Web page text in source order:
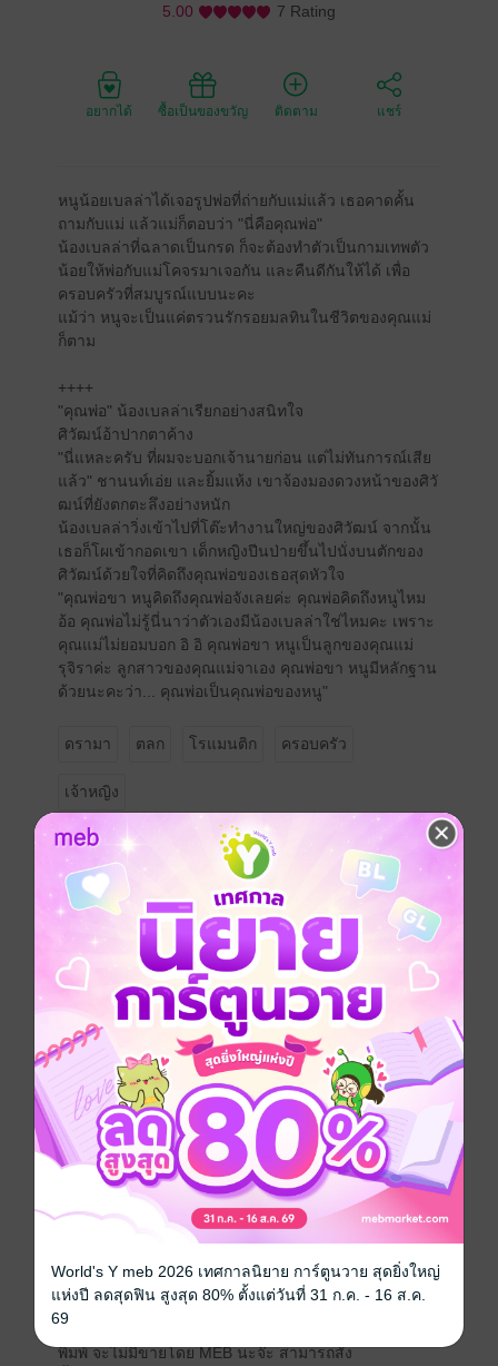
5.00 7 Rating
อยากได้ ซื้อเป็นของขวัญ ติดตาม แชร์
หนูน้อยเบลล่าได้เจอรูปพ่อที่ถ่ายกับแม่แล้ว เธอคาดคั้น
ถามกับแม่ แล้วแม่ก็ตอบว่า "นี่คือคุณพ่อ"
น้องเบลล่าที่ฉลาดเป็นกรด ก็จะต้องทำตัวเป็นกามเทพตัว
น้อยให้พ่อกับแม่โคจรมาเจอกัน และคืนดีกันให้ได้ เพื่อ
ครอบครัวที่สมบูรณ์แบบนะคะ
แม้ว่า หนูจะเป็นแค่ตรวนรักรอยมลทินในชีวิตของคุณแม่
ก็ตาม
++++
"คุณพ่อ" น้องเบลล่าเรียกอย่างสนิทใจ
ศิวัฒน์อ้าปากตาค้าง
"นี่แหละครับ ที่ผมจะบอกเจ้านายก่อน แต่ไม่ทันการณ์เสีย
แล้ว" ชานนท์เอ่ย และยิ้มแห้ง เขาจ้องมองดวงหน้าของศิวั
ฒน์ที่ยังตกตะลึงอย่างหนัก
น้องเบลล่าวิ่งเข้าไปที่โต๊ะทำงานใหญ่ของศิวัฒน์ จากนั้น
เธอก็โผเข้ากอดเขา เด็กหญิงปีนป่ายขึ้นไปนั่งบนตักของ
ศิวัฒน์ด้วยใจที่คิดถึงคุณพ่อของเธอสุดหัวใจ
"คุณพ่อขา หนูคิดถึงคุณพ่อจังเลยค่ะ คุณพ่อคิดถึงหนูไหม
อ้อ คุณพ่อไม่รู้นี่นาว่าตัวเองมีน้องเบลล่าใช่ไหมคะ เพราะ
คุณแม่ไม่ยอมบอก อิ อิ คุณพ่อขา หนูเป็นลูกของคุณแม่
รุจิราค่ะ ลูกสาวของคุณแม่จาเอง คุณพ่อขา หนูมีหลักฐาน
ด้วยนะคะว่า... คุณพ่อเป็นคุณพ่อของหนู"
ดรามา ตลก โรแมนติก ครอบครัว
เจ้าหญิง
ประเภทไฟล์ pdf, epub
วันที่วางขาย 28 มิถุนายน 2567
ความยาว 150 หน้า (≈ 21,827 คำ)
สนใจเวอร์ชันกระดาษ เชิญทางนี้!
เวอร์ชันกระดาษมีวางขายที่เว็บไซต์สำนัก
พิมพ์ จะไม่มีขายโดย MEB นะจ๊ะ สามารถสั่ง
World's Y meb 2026 เทศกาลนิยาย การ์ตูนวาย สุดยิ่งใหญ่
แห่งปี ลดสุดฟิน สูงสุด 80% ตั้งแต่วันที่ 31 ก.ค. - 16 ส.ค.
69